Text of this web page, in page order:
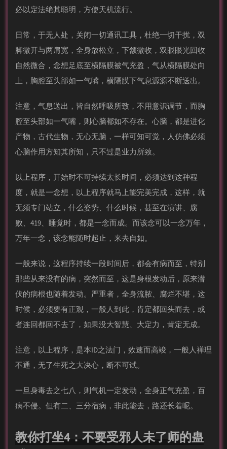
必以定法绝其聪明，方使天机流行。
日常，于无人处，关闭一切通讯工具，杜绝一切干扰，双
脚微开与两肩宽，全身放松立，下颔微收，双眼眼光回收
自然微合，念想足底至横隔膜被气充盈，气从横隔膜处向
上，胸腔至头部如一气嘴，横隔膜下气息源源不断送出。
注意，气息送出，皆自然呼吸所致，不用意识调节，而胸
腔至头部如一气嘴，则心脑都如不存在。心脑，都是进化
产物，古代生物，无心无脑，一样可知可觉，人仿佛必须
心脑作用方知其所知，只不过是业力所致。
以上程序，开始时不可持续太长时间，必须达到这种程
度，就是一念想，以上程序就马上能完美完成，这样，就
无须专门站立，什么姿势、什么时候，甚至在演讲、腐
败、419、睡觉时，都是一念而成。而该念可以一念万年，
万年一念，该念能随时起止，来去自如。
一般来说，这程序持续一段时间后，都会有病而至，特别
那些从来没有的病，突然而至，这是身根发动后，原来潜
伏的病根也随着发动。严重者，全身流脓、腐烂不堪，这
时候，必须要有正观，一般人到此，肯定都回头而去，或
者连回都回不去了，如果没大智慧、大定力，肯定无成。
注意，以上程序，是本ID之法门，效速而高竣，一般人禅理
不通，无了生死之大决心，断不可试。
一旦身毒去之七八，则气机一定发动，全身正气充盈，百
病不侵。但有二、三分宿病，非此能去，路还长着呢。
教你打坐4：不要受邪人未了师的蛊